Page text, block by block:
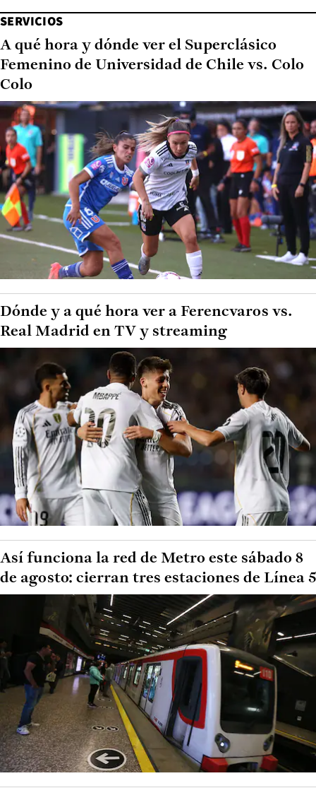
SERVICIOS
A qué hora y dónde ver el Superclásico
Femenino de Universidad de Chile vs. Colo
Colo
Dónde y a qué hora ver a Ferencvaros vs.
Real Madrid en TV y streaming
Así funciona la red de Metro este sábado 8
de agosto: cierran tres estaciones de Línea 5